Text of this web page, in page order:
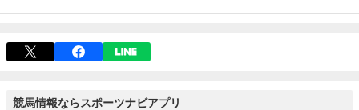
競馬情報ならスポーツナビアプリ